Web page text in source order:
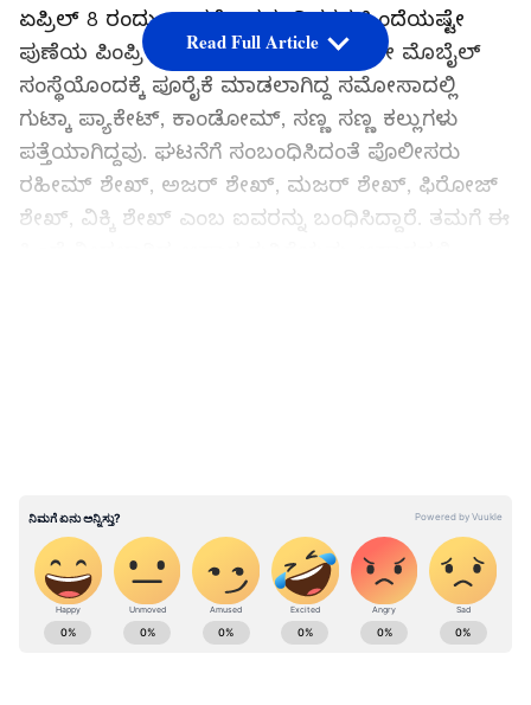
ಏಪ್ರಿಲ್ 8 ರಂದು ಅಂದರೆ ಎರಡು ದಿನಗಳ ಹಿಂದೆಯಷ್ಟೇ
ಪುಣೆಯ ಪಿಂಪ್ರಿ ಚಿಂಚವಾಡಿಯಲ್ಲಿರುವ ಆಟೋ ಮೊಬೈಲ್
ಸಂಸ್ಥೆಯೊಂದಕ್ಕೆ ಪೂರೈಕೆ ಮಾಡಲಾಗಿದ್ದ ಸಮೋಸಾದಲ್ಲಿ
ಗುಟ್ಕಾ ಪ್ಯಾಕೇಟ್, ಕಾಂಡೋಮ್, ಸಣ್ಣ ಸಣ್ಣ ಕಲ್ಲುಗಳು
ಪತ್ತೆಯಾಗಿದ್ದವು. ಘಟನೆಗೆ ಸಂಬಂಧಿಸಿದಂತೆ ಪೊಲೀಸರು
ರಹೀಮ್ ಶೇಖ್, ಅಜರ್ ಶೇಖ್, ಮಜರ್ ಶೇಖ್, ಫಿರೋಜ್
ಶೇಖ್, ವಿಕ್ಕಿ ಶೇಖ್ ಎಂಬ ಐವರನ್ನು ಬಂಧಿಸಿದ್ದಾರೆ. ತಮಗೆ ಈ
ವ್ಯಕ್ತಿ, ಆಹಾರದಲ್ಲಿತ್ತು ಸತ್ತ ಇಲಿ!
Read Full Article
ABOUT THE AUTHOR